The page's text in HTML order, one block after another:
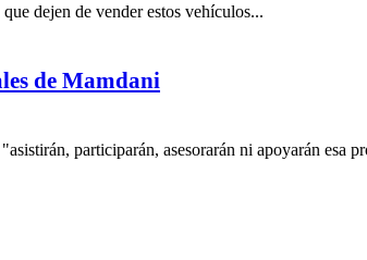
dejen de vender estos vehículos...
de Mamdani
participarán, asesorarán ni apoyarán esa